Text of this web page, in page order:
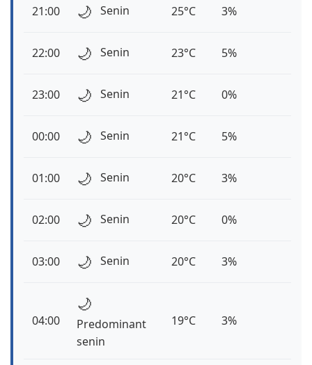
21:00 🌙 Senin 25°C 3%
22:00 🌙 Senin 23°C 5%
23:00 🌙 Senin 21°C 0%
00:00 🌙 Senin 21°C 5%
01:00 🌙 Senin 20°C 3%
02:00 🌙 Senin 20°C 0%
03:00 🌙 Senin 20°C 3%
04:00
🌙
Predominant
senin
19°C 3%